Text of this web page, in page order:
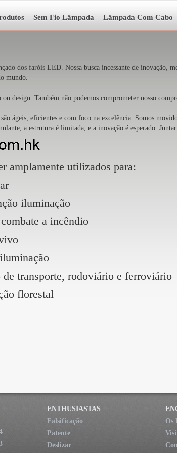
Sem Fio Lâmpada Lâmpada Com Cabo
dos faróis LED. Nossa busca incessante de inovação,
mundo.
design. Também não podemos comprometer nosso
ágeis, eficientes e com foco na excelência. Somos
a estrutura é limitada, e a inovação é esperado. Juntar
amplamente utilizados para:
iluminação
a incêndio
de transporte, rodoviário e ferroviário
florestal
ENTHUSIASTAS
Falsificação
Patente
Deslizar
Os